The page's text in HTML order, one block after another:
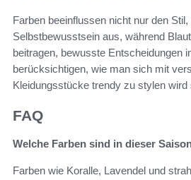
Farben beeinflussen nicht nur den
Selbstbewusstsein aus, während
beitragen, bewusste Entscheidungen
berücksichtigen, wie man sich mit
Kleidungsstücke trendy zu stylen
FAQ
Welche Farben sind in dieser
Farben wie Koralle, Lavendel und